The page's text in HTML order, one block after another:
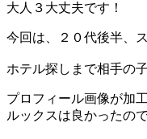
大人３大丈夫です！
今回は、２０代後半、
ホテル探しまで相手の
プロフィール画像が加
ルックスは良かったの